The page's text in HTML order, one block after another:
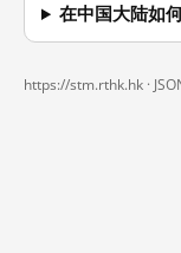
在中国大陆如
https://stm.rthk.hk ·